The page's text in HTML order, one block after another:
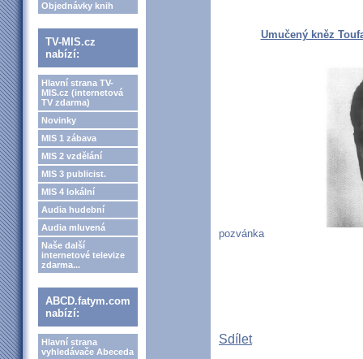
Objednávky knih
TV-MIS.cz
nabízí:
Hlavní strana TV-
MIS.cz (internetová
TV zdarma)
Novinky
MIS 1 zábava
MIS 2 vzdělání
MIS 3 publicist.
MIS 4 lokální
Audia hudební
Audia mluvená
Naše další
internetové televize
zdarma...
ABCD.fatym.com
nabízí:
Hlavní strana
vyhledávače Abeceda
Umučený kněz
pozvánka
Sdílet